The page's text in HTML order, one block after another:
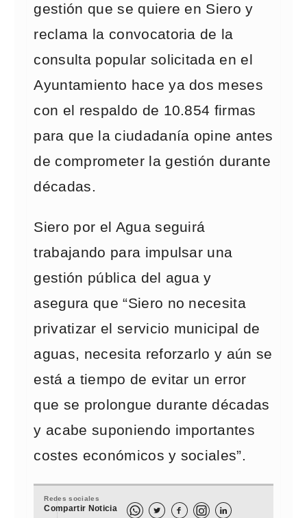
gestión que se quiere en Siero y
reclama la convocatoria de la
consulta popular solicitada en el
Ayuntamiento hace ya dos meses
con el respaldo de 10.854 firmas
para que la ciudadanía opine antes
de comprometer la gestión durante
décadas.
Siero por el Agua seguirá
trabajando para impulsar una
gestión pública del agua y
asegura que “Siero no necesita
privatizar el servicio municipal de
aguas, necesita reforzarlo y aún se
está a tiempo de evitar un error
que se prolongue durante décadas
y acabe suponiendo importantes
costes económicos y sociales”.
Redes sociales
Compartir Noticia   